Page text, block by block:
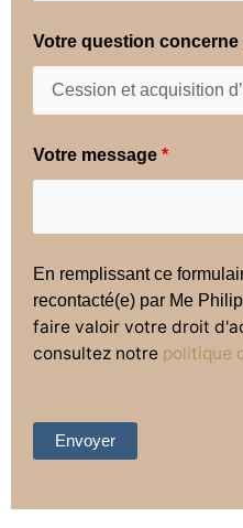
Votre question concerne
Votre message *
En remplissant ce
recontacté(e) par Me
faire valoir votre droit
consultez notre politique